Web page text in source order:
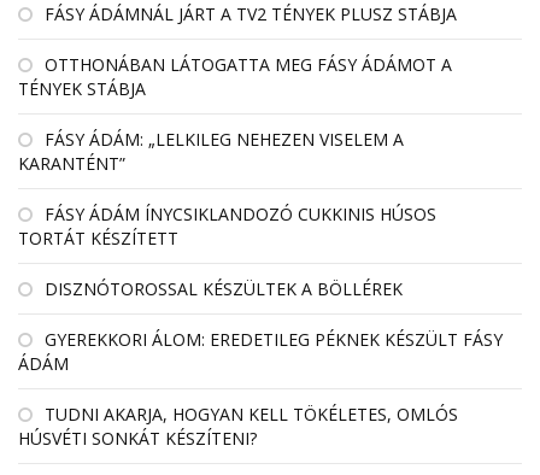
FÁSY ÁDÁMNÁL JÁRT A TV2 TÉNYEK PLUSZ STÁBJA
OTTHONÁBAN LÁTOGATTA MEG FÁSY ÁDÁMOT A
TÉNYEK STÁBJA
FÁSY ÁDÁM: „LELKILEG NEHEZEN VISELEM A
KARANTÉNT”
FÁSY ÁDÁM ÍNYCSIKLANDOZÓ CUKKINIS HÚSOS
TORTÁT KÉSZÍTETT
DISZNÓTOROSSAL KÉSZÜLTEK A BÖLLÉREK
GYEREKKORI ÁLOM: EREDETILEG PÉKNEK KÉSZÜLT FÁSY
ÁDÁM
TUDNI AKARJA, HOGYAN KELL TÖKÉLETES, OMLÓS
HÚSVÉTI SONKÁT KÉSZÍTENI?